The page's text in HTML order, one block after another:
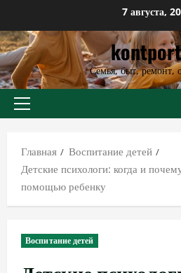
к
содержимому
7 августа,
Семья, быт, ремонт,
Основное
Главная
Воспитание детей
Детские психологи: когда и
помощью ребенку
Воспитание детей